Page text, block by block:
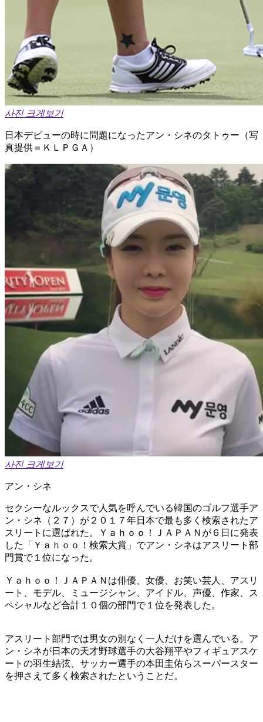
사진 크게보기
日本デビューの時に問題になったアン・シネのタトゥー（写
真提供＝ＫＬＰＧＡ）
사진 크게보기
アン・シネ
セクシーなルックスで人気を呼んでいる韓国のゴルフ選手ア
ン・シネ（２７）が２０１７年日本で最も多く検索されたア
スリートに選ばれた。Ｙａｈｏｏ！ＪＡＰＡＮが６日に発表
した「Ｙａｈｏｏ！検索大賞」でアン・シネはアスリート部
門賞で１位になった。
Ｙａｈｏｏ！ＪＡＰＡＮは俳優、女優、お笑い芸人、アスリ
ート、モデル、ミュージシャン、アイドル、声優、作家、ス
ペシャルなど合計１０個の部門で１位を発表した。
アスリート部門では男女の別なく一人だけを選んでいる。ア
ン・シネが日本の天才野球選手の大谷翔平やフィギュアスケ
ートの羽生結弦、サッカー選手の本田圭佑らスーパースター
を押さえて多く検索されたということだ。